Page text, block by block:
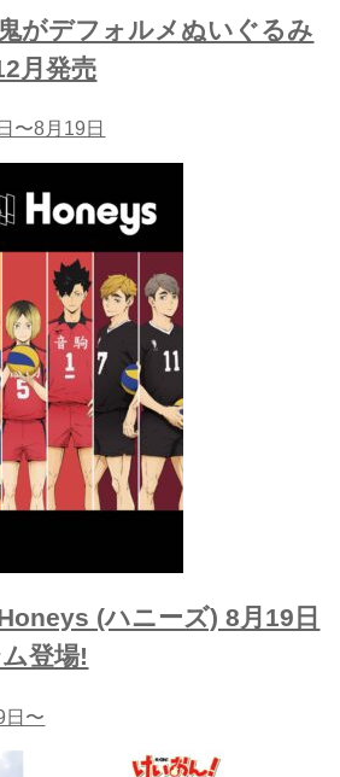
鬼がデフォルメぬいぐるみ
月発売
〜8月19日
(ハニーズ) 8月19日
登場!
日〜